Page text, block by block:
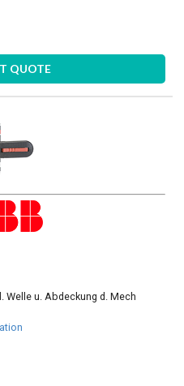
QUOTE
Welle u. Abdeckung d. Mech